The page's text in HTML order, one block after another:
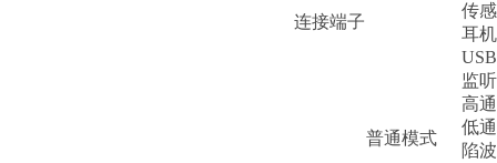
连接端子
传
耳
监
普通模式
高
低
陷